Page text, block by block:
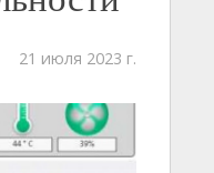
21 июля 2023 г.